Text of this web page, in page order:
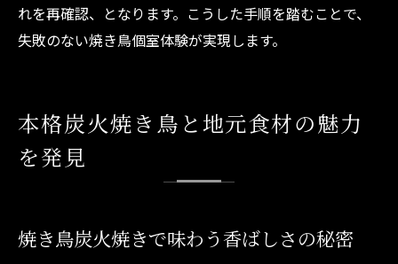
れを再確認、となります。こうした手順を踏むことで、
失敗のない焼き鳥個室体験が実現します。
本格炭火焼き鳥と地元食材の魅力
を発見
焼き鳥炭火焼きで味わう香ばしさの秘密